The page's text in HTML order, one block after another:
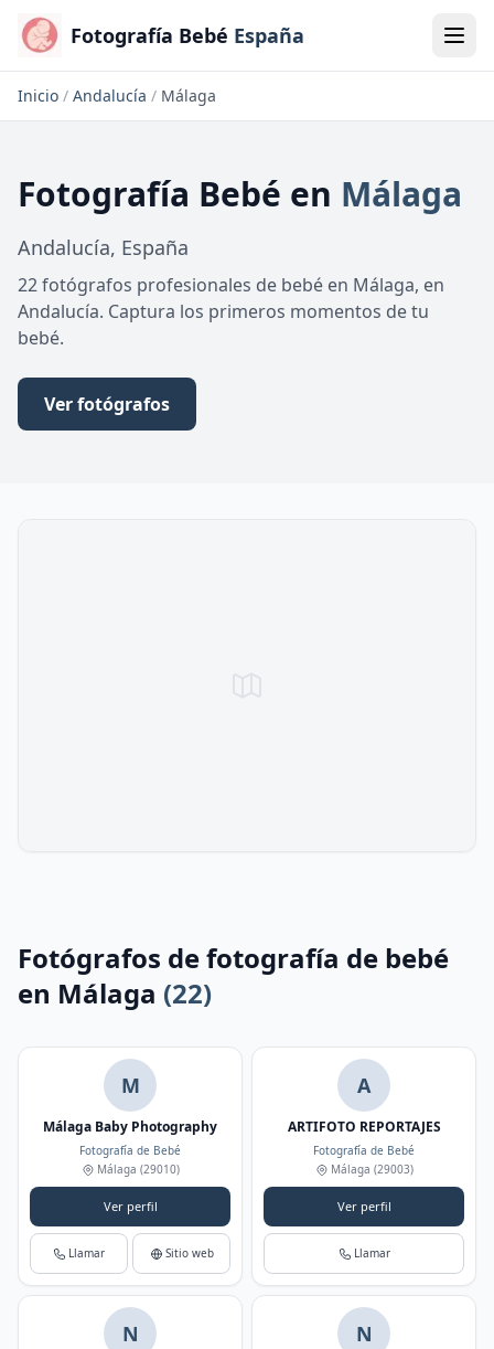
Fotografía Bebé España
Inicio / Andalucía / Málaga
Fotografía Bebé en Málaga
Andalucía, España
22 fotógrafos profesionales de bebé en Málaga, en
Andalucía. Captura los primeros momentos de tu
bebé.
Ver fotógrafos
Fotógrafos de fotografía de bebé
en Málaga (22)
M
Málaga Baby Photography
Fotografía de Bebé
Málaga (29010)
Ver perfil
Llamar Sitio web
A
ARTIFOTO REPORTAJES
Fotografía de Bebé
Málaga (29003)
Ver perfil
Llamar
N N